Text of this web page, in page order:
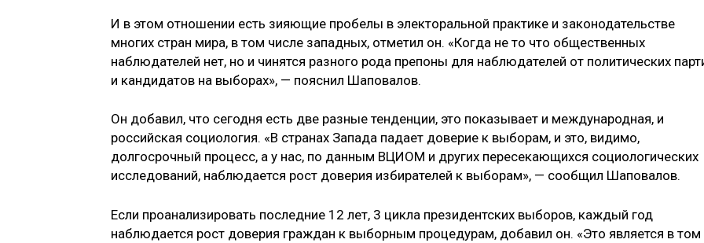
И в этом отношении есть зияющие пробелы в электоральной практике и законодательстве
многих стран мира, в том числе западных, отметил он. «Когда не то что общественных
наблюдателей нет, но и чинятся разного рода препоны для наблюдателей от политических
и кандидатов на выборах», — пояснил Шаповалов.
Он добавил, что сегодня есть две разные тенденции, это показывает и международная, и
российская социология. «В странах Запада падает доверие к выборам, и это, видимо,
долгосрочный процесс, а у нас, по данным ВЦИОМ и других пересекающихся социологических
исследований, наблюдается рост доверия избирателей к выборам», — сообщил Шаповалов.
Если проанализировать последние 12 лет, 3 цикла президентских выборов, каждый год
наблюдается рост доверия граждан к выборным процедурам, добавил он. «Это является в том